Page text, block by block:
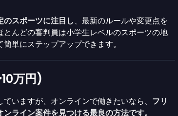
のスポーツに注目し、最新のルールや変更点を
んどの審判員は小学生レベルのスポーツの地
単にステップアップできます。
万円)
いますが、オンラインで働きたいなら、 フリ
ライン案件を見つける最良の方法です。